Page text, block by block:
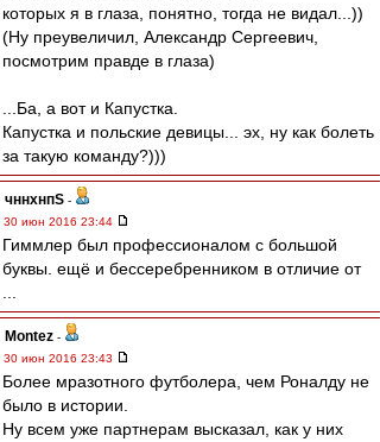
которых я в глаза, понятно, тогда не видал...))
(Ну преувеличил, Александр Сергеевич,
посмотрим правде в глаза)
...Ба, а вот и Капустка.
Капустка и польские девицы... эх, ну как болеть
за такую команду?)))
чннхнпS -
30 июн 2016 23:44
Гиммлер был профессионалом с большой
буквы. ещё и бессеребренником в отличие от
Montez -
30 июн 2016 23:43
Более мразотного футболера, чем Роналду не
было в истории.
Ну всем уже партнерам высказал, как у них